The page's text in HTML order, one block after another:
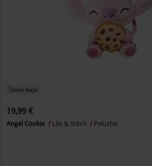
Stock bajo
19,99 €
Angel Cookie Lilo & Stitch Peluche